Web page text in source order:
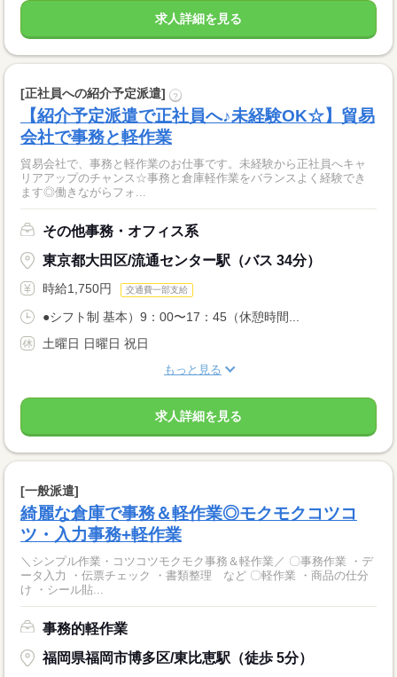
求人詳細を見る
[正社員への紹介予定派遣] ?
【紹介予定派遣で正社員へ♪未経験OK☆】貿易
会社で事務と軽作業
貿易会社で、事務と軽作業のお仕事です。未経験から正社員へキャ
リアアップのチャンス☆事務と倉庫軽作業をバランスよく経験でき
ます◎働きながらフォ...
その他事務・オフィス系
東京都大田区/流通センター駅（バス 34分）
時給1,750円 交通費一部支給
●シフト制 基本）9：00〜17：45（休憩時間...
土曜日 日曜日 祝日
もっと見る
求人詳細を見る
[一般派遣]
綺麗な倉庫で事務＆軽作業◎モクモクコツコ
ツ・入力事務+軽作業
＼シンプル作業・コツコツモクモク事務＆軽作業／ 〇事務作業 ・デ
ータ入力 ・伝票チェック ・書類整理 など 〇軽作業 ・商品の仕分
け ・シール貼...
事務的軽作業
福岡県福岡市博多区/東比恵駅（徒歩 5分）